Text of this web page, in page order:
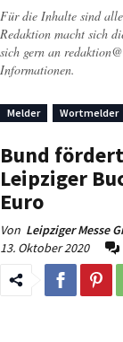
Für die Inhalte sind
Redaktion macht sich
sich gern an
Informationen.
Melder Wortmelder
Bund
Leipziger
Euro
Von Leipziger Messe
13. Oktober 2020